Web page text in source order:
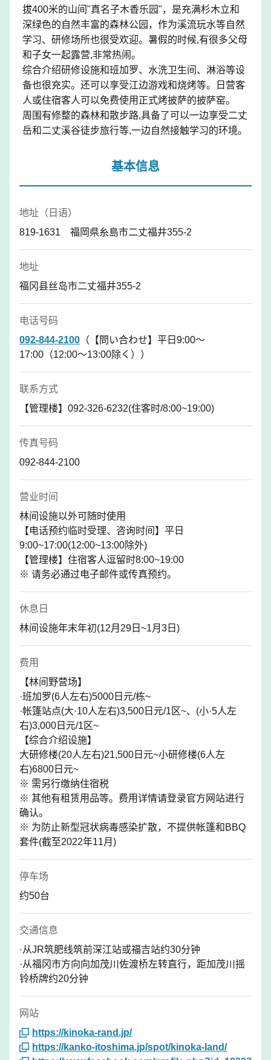
拔400米的山间"真名子木香乐园"，是充满杉木立和
深绿色的自然丰富的森林公园，作为溪流玩水等自然
学习、研修场所也很受欢迎。暑假的时候,有很多父母
和子女一起露营,非常热闹。
综合介绍研修设施和班加罗、水洗卫生间、淋浴等设
备也很充实。还可以享受江边游戏和烧烤等。日营客
人或住宿客人可以免费使用正式烤披萨的披萨窑。
周围有修整的森林和散步路,具备了可以一边享受二丈
岳和二丈溪谷徒步旅行等,一边自然接触学习的环境。
基本信息
地址（日语）
819-1631 福岡県糸島市二丈福井355-2
地址
福冈县丝岛市二丈福井355-2
电话号码
092-844-2100 （【問い合わせ】平日9:00～
17:00（12:00～13:00除く））
联系方式
【管理楼】092-326-6232(住客时/8:00~19:00)
传真号码
092-844-2100
营业时间
林间设施以外可随时使用
【电话预约临时受理、咨询时间】平日
9:00~17:00(12:00~13:00除外)
【管理楼】住宿客人逗留时8:00~19:00
※ 请务必通过电子邮件或传真预约。
休息日
林间设施年末年初(12月29日~1月3日)
费用
【林间野营场】
·班加罗(6人左右)5000日元/栋~
·帐篷站点(大·10人左右)3,500日元/1区~、(小·5人左
右)3,000日元/1区~
【综合介绍设施】
大研修楼(20人左右)21,500日元~小研修楼(6人左
右)6800日元~
※ 需另行缴纳住宿税
※ 其他有租赁用品等。费用详情请登录官方网站进行
确认。
※ 为防止新型冠状病毒感染扩散，不提供帐篷和BBQ
套件(截至2022年11月)
停车场
约50台
交通信息
·从JR筑肥线筑前深江站或福吉站约30分钟
·从福冈市方向向加茂川佐渡桥左转直行，距加茂川摇
铃桥牌约20分钟
网站
https://kinoka-rand.jp/
https://kanko-itoshima.jp/spot/kinoka-land/